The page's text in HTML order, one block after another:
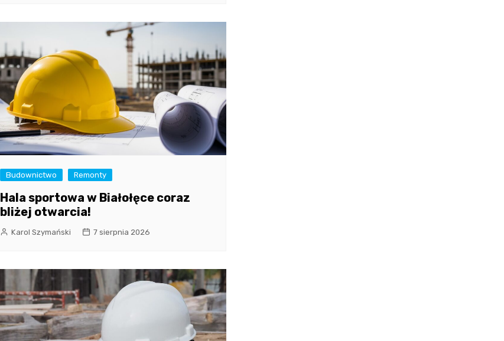
Budownictwo Remonty
Hala sportowa w Białołęce coraz
bliżej otwarcia!
Karol Szymański 7 sierpnia 2026